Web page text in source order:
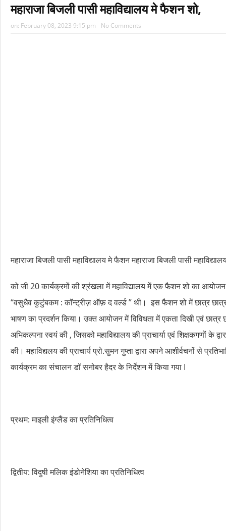
‘2026 के लिए की गई दो भविष्यवाणियां सच हो गई
महाराजा बिजली पासी महाविद्यालय मे फैशन शो,
on: February 08, 2023 9:15 pm No Comments
महाराजा बिजली पासी महाविद्यालय मे फैशन महाराजा बिजली पासी
को जी 20 कार्यक्रमों की श्रंखला में महाविद्यालय में एक फैशन शो का
“वसुधैव कुटुंबकम : कॉन्ट्रीज़ ऑफ़ द वर्ल्ड ” थी। इस फैशन शो में छात्र
भाषण का प्रदर्शन किया। उक्त आयोजन में विविधता में एकता दिखी एवं छात्र
अभिकल्पना स्वयं की , जिसको महाविद्यालय की प्राचार्या एवं शिक्षकगणों के
की। महाविद्यलय की प्राचार्य प्रो.सुमन गुप्ता द्वारा अपने आशीर्वचनों से
कार्यक्रम का संचालन डॉ सनोबर हैदर के निर्देशन में किया गया I
प्रथम: माइली इंग्लैंड का प्रतिनिधित्व
द्वितीय: विदुषी मलिक इंडोनेशिया का प्रतिनिधित्व